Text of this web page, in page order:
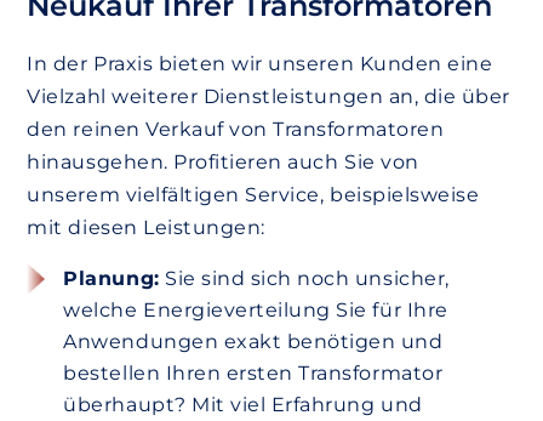
In der Praxis bieten wir unseren Kunden eine
Vielzahl weiterer Dienstleistungen an, die über
den reinen Verkauf von Transformatoren
hinausgehen. Profitieren auch Sie von
unserem vielfältigen Service, beispielsweise
mit diesen Leistungen:
Planung: Sie sind sich noch unsicher,
welche Energieverteilung Sie für Ihre
Anwendungen exakt benötigen und
bestellen Ihren ersten Transformator
überhaupt? Mit viel Erfahrung und